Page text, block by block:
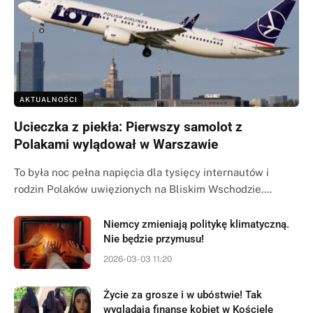
AKTUALNOŚCI
Ucieczka z piekła: Pierwszy samolot z
Polakami wylądował w Warszawie
To była noc pełna napięcia dla tysięcy internautów i
rodzin Polaków uwięzionych na Bliskim Wschodzie.…
Niemcy zmieniają politykę klimatyczną.
Nie będzie przymusu!
2026-03-03 11:20
Życie za grosze i w ubóstwie! Tak
wyglądają finanse kobiet w Kościele